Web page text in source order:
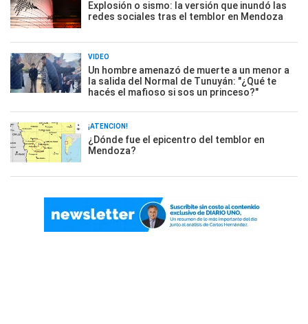
Explosión o sismo: la versión que inundó las
redes sociales tras el temblor en Mendoza
VIDEO
Un hombre amenazó de muerte a un menor a
la salida del Normal de Tunuyán: "¿Qué te
hacés el mafioso si sos un princeso?"
¡ATENCIÓN!
¿Dónde fue el epicentro del temblor en
Mendoza?